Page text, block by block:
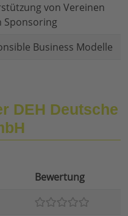
von Vereinen
Sponsoring
Business Modelle
DEH Deutsche
Bewertung